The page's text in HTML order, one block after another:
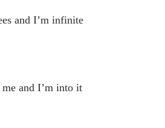
and I’m infinite
and I’m into it